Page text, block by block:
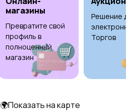
Сетевое
оборудование
картридеры
магазины
Превратите свой
профиль в
полноценный
магазин
Решение
Торгов
🌍Показать на карте